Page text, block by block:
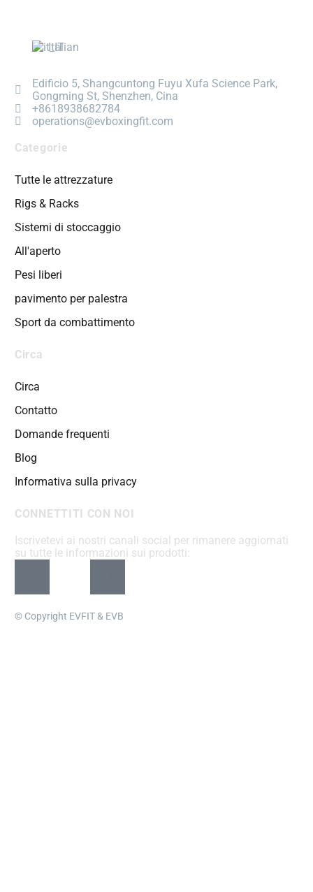
Italian
Edificio 5, Shangcuntong Fuyu Xufa Science Park,
Gongming St, Shenzhen, Cina
+8618938682784
operations@evboxingfit.com
Categorie
Tutte le attrezzature
Rigs & Racks
Sistemi di stoccaggio
All'aperto
Pesi liberi
pavimento per palestra
Sport da combattimento
Circa
Circa
Contatto
Domande frequenti
Blog
Informativa sulla privacy
CONNETTITI CON NOI
Iscrivetevi ai nostri canali social per rimanere aggiornati
su tutte le informazioni sui prodotti:
© Copyright EVFIT & EVB